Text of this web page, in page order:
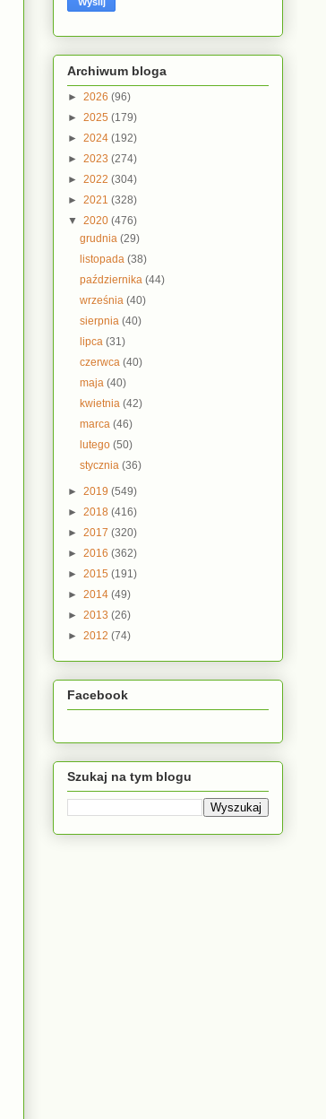
Archiwum bloga
► 2026 (96)
► 2025 (179)
► 2024 (192)
► 2023 (274)
► 2022 (304)
► 2021 (328)
▼ 2020 (476)
grudnia(29)
listopada(38)
października(44)
września(40)
sierpnia(40)
lipca(31)
czerwca(40)
maja(40)
kwietnia(42)
marca(46)
lutego(50)
stycznia(36)
► 2019 (549)
► 2018 (416)
► 2017 (320)
► 2016 (362)
► 2015 (191)
► 2014 (49)
► 2013 (26)
► 2012 (74)
Facebook
Szukaj na tym blogu